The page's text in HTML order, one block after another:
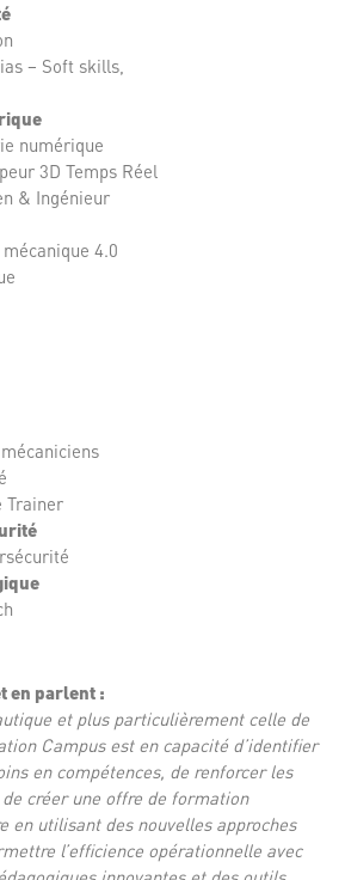
– Soft skills,
numérique
3D Temps Réel
& Ingénieur
4.0
Trainer
en parlent :
et plus particulièrement celle de
Campus est en capacité d’identifier
en compétences, de renforcer les
créer une offre de formation
en utilisant des nouvelles approches
l’efficience opérationnelle avec